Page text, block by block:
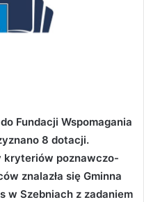
Fundacji Wspomagania
8 dotacji.
kryteriów poznawczo-
znalazła się Gminna
w Szebniach z zadaniem